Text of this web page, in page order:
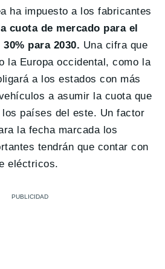
ha impuesto a los fabricantes
cuota de mercado para el
para 2030. Una cifra que
la Europa occidental, como la
a los estados con más
a asumir la cuota que
países del este. Un factor
la fecha marcada los
tendrán que contar con
eléctricos.